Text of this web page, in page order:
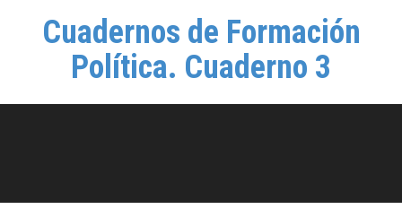
Cuadernos de Formación
Política. Cuaderno 3